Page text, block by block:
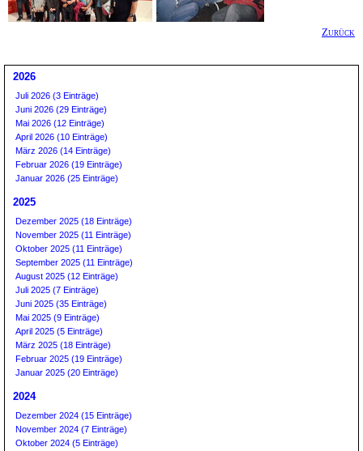
Zurück
2026
Juli 2026 (3 Einträge)
Juni 2026 (29 Einträge)
Mai 2026 (12 Einträge)
April 2026 (10 Einträge)
März 2026 (14 Einträge)
Februar 2026 (19 Einträge)
Januar 2026 (25 Einträge)
2025
Dezember 2025 (18 Einträge)
November 2025 (11 Einträge)
Oktober 2025 (11 Einträge)
September 2025 (11 Einträge)
August 2025 (12 Einträge)
Juli 2025 (7 Einträge)
Juni 2025 (35 Einträge)
Mai 2025 (9 Einträge)
April 2025 (5 Einträge)
März 2025 (18 Einträge)
Februar 2025 (19 Einträge)
Januar 2025 (20 Einträge)
2024
Dezember 2024 (15 Einträge)
November 2024 (7 Einträge)
Oktober 2024 (5 Einträge)